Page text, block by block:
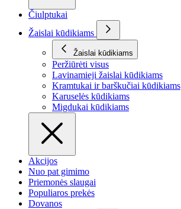
Čiulptukai
Žaislai kūdikiams
Žaislai kūdikiams
Peržiūrėti visus
Lavinamieji žaislai kūdikiams
Kramtukai ir barškučiai kūdikiams
Karuselės kūdikiams
Migdukai kūdikiams
Akcijos
Nuo pat gimimo
Priemonės slaugai
Populiaros prekės
Dovanos